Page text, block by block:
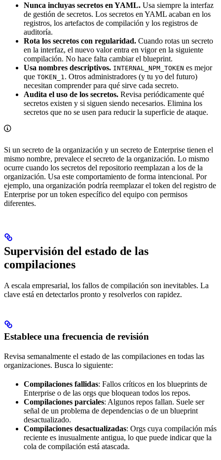
Nunca incluyas secretos en YAML. Usa siempre la interfaz
de gestión de secretos. Los secretos en YAML acaban en los
registros, los artefactos de compilación y los registros de
auditoría.
Rota los secretos con regularidad. Cuando rotas un secreto
en la interfaz, el nuevo valor entra en vigor en la siguiente
compilación. No hace falta cambiar el blueprint.
Usa nombres descriptivos. INTERNAL_NPM_TOKEN es mejor
que TOKEN_1 . Otros administradores (y tu yo del futuro)
necesitan comprender para qué sirve cada secreto.
Audita el uso de los secretos. Revisa periódicamente qué
secretos existen y si siguen siendo necesarios. Elimina los
secretos que no se usen para reducir la superficie de ataque.
Si un secreto de la organización y un secreto de Enterprise tienen el
mismo nombre, prevalece el secreto de la organización. Lo mismo
ocurre cuando los secretos del repositorio reemplazan a los de la
organización. Usa este comportamiento de forma intencional. Por
ejemplo, una organización podría reemplazar el token del registro de
Enterprise por un token específico del equipo con permisos
diferentes.
Supervisión del estado de las
compilaciones
A escala empresarial, los fallos de compilación son inevitables. La
clave está en detectarlos pronto y resolverlos con rapidez.
Establece una frecuencia de revisión
Revisa semanalmente el estado de las compilaciones en todas las
organizaciones. Busca lo siguiente:
Compilaciones fallidas: Fallos críticos en los blueprints de
Enterprise o de las orgs que bloquean todos los repos.
Compilaciones parciales: Algunos repos fallan. Suele ser
señal de un problema de dependencias o de un blueprint
desactualizado.
Compilaciones desactualizadas: Orgs cuya compilación más
reciente es inusualmente antigua, lo que puede indicar que la
cola de compilación está atascada.